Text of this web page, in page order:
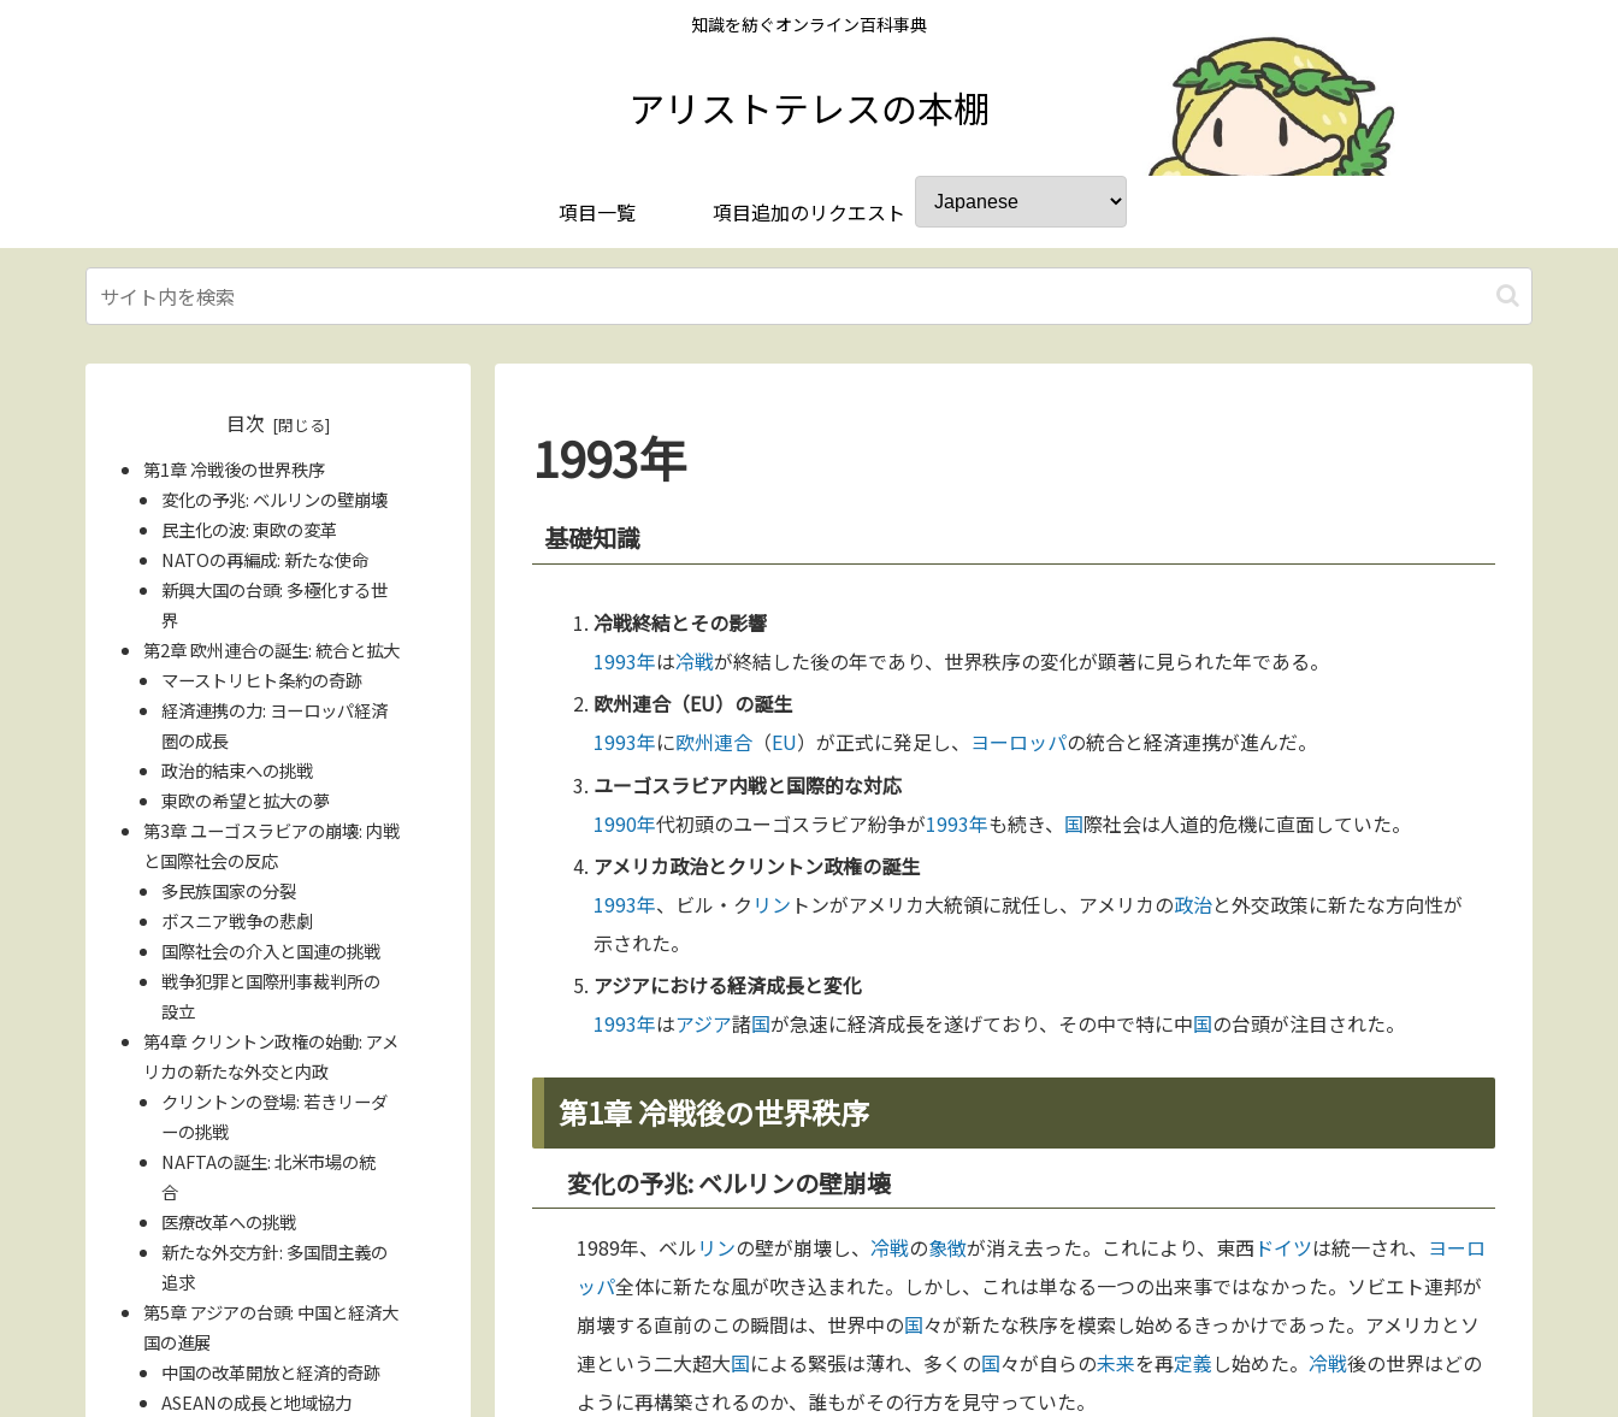
知識を紡ぐオンライン百科事典
アリストテレスの本棚
項目一覧 項目追加のリクエスト
1993年
基礎知識
冷戦終結とその影響
1993年は冷戦が終結した後の年であり、世界秩序の変化が顕著に見られた年である。
欧州連合（EU）の誕生
1993年に欧州連合 （EU）が正式に発足し、 ヨーロッパの統合と経済連携が進んだ。
ユーゴスラビア内戦と国際的な対応
1990年代初頭のユーゴスラビア紛争が1993年も続き、 国際社会は人道的危機に直面していた。
アメリカ政治とクリン トン政権の誕生
1993年、ビル・ク リン トンがアメリカ大統領に就任し、アメリカの政治と外交政策に新たな方向性が
示された。
アジアにおける経済成長と変化
1993年はアジア諸国が急速に経済成長を遂げており、その中で特に中国の台頭が注目された。
第1章 冷戦後の世界秩序
変化の予兆: ベルリンの壁崩壊
1989年、ベルリンの壁が崩壊し、 冷戦の象徴が消え去った。これにより、東西 ドイツは統一され、 ヨーロ
ッパ全体に新たな風が吹き込まれた。しかし、これは単なる一つの出来事ではなかった。ソビエト連邦が
崩壊する直前のこの瞬間は、世界中の国々が新たな秩序を模索し始めるきっかけであった。アメリカとソ
連という二大超大国による緊張は薄れ、多くの国々が自らの未来を再定義し始めた。 冷戦後の世界はどの
ように再構築されるのか、誰もがその行方を見守っていた。
目次
第1章 冷戦後の世界秩序
変化の予兆: ベルリンの壁崩壊
民主化の波: 東欧の変革
NATOの再編成: 新たな使命
新興大国の台頭: 多極化する世
界
第2章 欧州連合の誕生: 統合と拡大
マーストリヒト条約の奇跡
経済連携の力: ヨーロッパ経済
圏の成長
政治的結束への挑戦
東欧の希望と拡大の夢
第3章 ユーゴスラビアの崩壊: 内戦
と国際社会の反応
多民族国家の分裂
ボスニア戦争の悲劇
国際社会の介入と国連の挑戦
戦争犯罪と国際刑事裁判所の
設立
第4章 クリントン政権の始動: アメ
リカの新たな外交と内政
クリントンの登場: 若きリーダ
ーの挑戦
NAFTAの誕生: 北米市場の統
合
医療改革への挑戦
新たな外交方針: 多国間主義の
追求
第5章 アジアの台頭: 中国と経済大
国の進展
中国の改革開放と経済的奇跡
ASEANの成長と地域協力